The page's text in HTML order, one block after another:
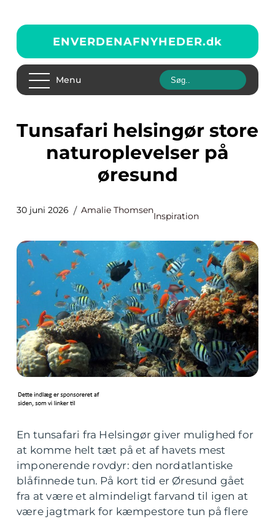
ENVERDENAFNYHEDER.dk
Menu
Tunsafari helsingør store
naturoplevelser på
øresund
30 juni 2026 Amalie Thomsen
Inspiration
En tunsafari fra Helsingør giver mulighed for
at komme helt tæt på et af havets mest
imponerende rovdyr: den nordatlantiske
blåfinnede tun. På kort tid er Øresund gået
fra at være et almindeligt farvand til igen at
være jagtmark for kæmpestore tun på flere